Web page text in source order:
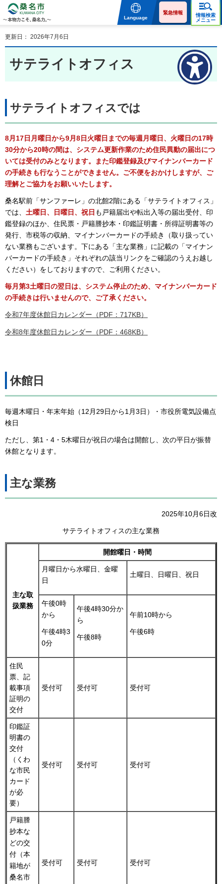
物力こそ、桑名力。
Language
緊急情報
情報検索
メニュー
更新日： 2026年7月6日
サテライトオフィス
サテライトオフィスでは
8月17日月曜日から9月8日火曜日までの毎週月曜日、火曜日の17時
30分から20時の間は、システム更新作業のため住民異動の届出につ
いては受付のみとなります。また印鑑登録及びマイナンバーカード
の手続きも行なうことができません。ご不便をおかけしますが、ご
理解とご協力をお願いいたします。
桑名駅前「サンファーレ」の北館2階にある「サテライトオフィス」
では、 土曜日、日曜日、祝日 も戸籍届出や転出入等の届出受付、印
鑑登録のほか、住民票・戸籍謄抄本・印鑑証明書・所得証明書等の
発行、市税等の収納、マイナンバーカードの手続き（取り扱ってい
ない業務もございます。下にある「主な業務」に記載の「マイナン
バーカードの手続き」それぞれの該当リンクをご確認のうえお越し
ください）をしておりますので、ご利用ください。
毎月第3土曜日の翌日は、システム停止のため、マイナンバーカード
の手続きは行いませんので、ご了承ください。
令和7年度休館日カレンダー（PDF：717KB）
令和8年度休館日カレンダー（PDF：468KB）
休館日
毎週木曜日・年末年始（12月29日から1月3日）・市役所電気設備点
検日
ただし、第1・4・5木曜日が祝日の場合は開館し、次の平日が振替
休館となります。
主な業務
2025年10月6日改
サテライトオフィスの主な業務
主な取
扱業務
開館曜日・時間
月曜日から水曜日、金曜
日
土曜日、日曜日、祝日
午後0時
から
午後4時3
0分
午後4時30分か
ら
午後8時
午前10時から
午後6時
住民
票、記
載事項
証明の
交付
受付可 受付可 受付可
印鑑証
明書の
交付
（くわ
な市民
カード
が必
要）
受付可 受付可 受付可
戸籍謄
抄本な
どの交
付（本
籍地が
桑名市
受付可 受付可 受付可